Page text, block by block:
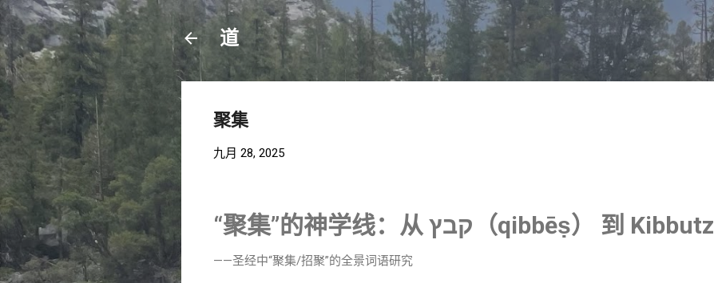
跳至主要内容
道
聚集
九月 28, 2025
“聚集”的神学线：从 קבץ（qibbēṣ） 到 Kibbutz
——圣经中“聚集/招聚”的全景词语研究